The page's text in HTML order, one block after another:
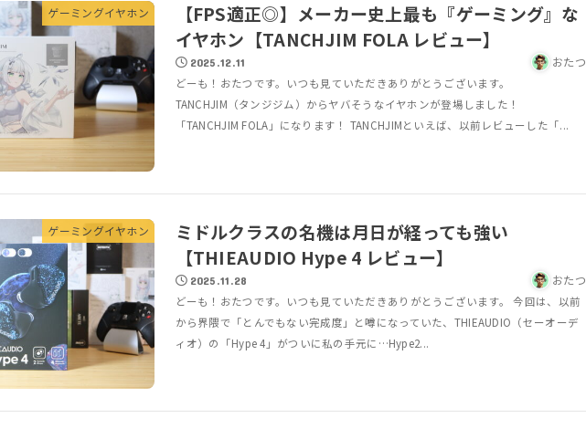
ゲーミングイヤホン
【FPS適正◎】メーカー史上最も『ゲーミング』な
イヤホン【TANCHJIM FOLA レビュー】
2025.12.11 おたつ
どーも！おたつです。いつも見ていただきありがとうございます。
TANCHJIM（タンジジム）からヤバそうなイヤホンが登場しました！
「TANCHJIM FOLA」になります！ TANCHJIMといえば、以前レビューした「...
ゲーミングイヤホン
ミドルクラスの名機は月日が経っても強い
【THIEAUDIO Hype 4 レビュー】
2025.11.28 おたつ
どーも！おたつです。いつも見ていただきありがとうございます。 今回は、以前
から界隈で「とんでもない完成度」と噂になっていた、THIEAUDIO（セーオーデ
ィオ）の「Hype 4」がついに私の手元に…Hype2...